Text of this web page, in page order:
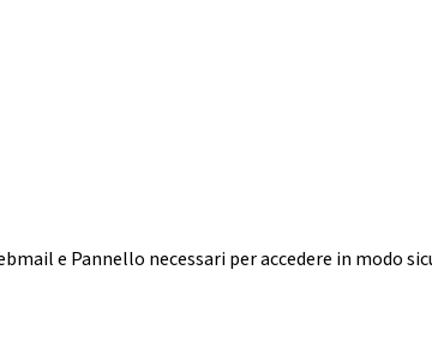
e Pannello necessari per accedere in modo